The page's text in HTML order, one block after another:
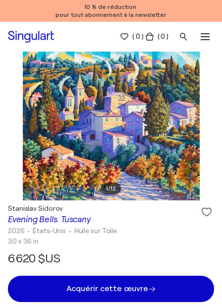
10 % de réduction
pour tout abonnement à la newsletter
(0 ) ( 0 )
1/12
Evening Bells. Tuscany
Stanislav Sidorov
2026 • États-Unis • Huile sur Toile
30 x 36 in
6 620 $US
Acquérir cette œuvre